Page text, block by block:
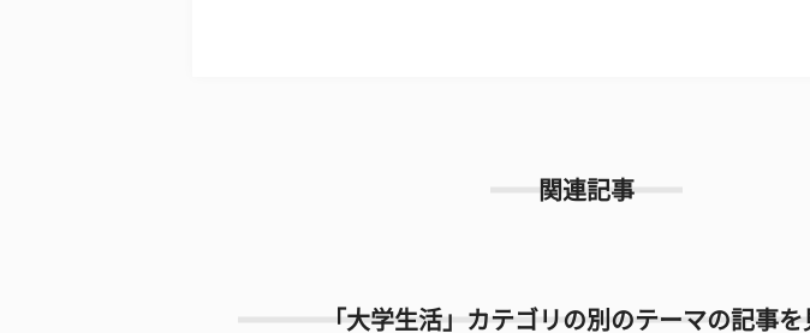
関連記事
「大学生活」カテゴリの別のテーマの記事を